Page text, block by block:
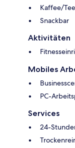
Kaffee/
Snackbar
Aktivitäten
Mobiles
PC-
Services
24-